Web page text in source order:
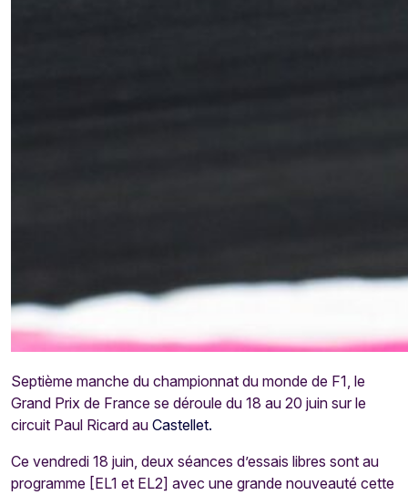
Septième manche du championnat du monde de F1, le
Grand Prix de France se déroule du 18 au 20 juin sur le
circuit Paul Ricard au Castellet.
Ce vendredi 18 juin, deux séances d’essais libres sont au
programme [EL1 et EL2] avec une grande nouveauté cette